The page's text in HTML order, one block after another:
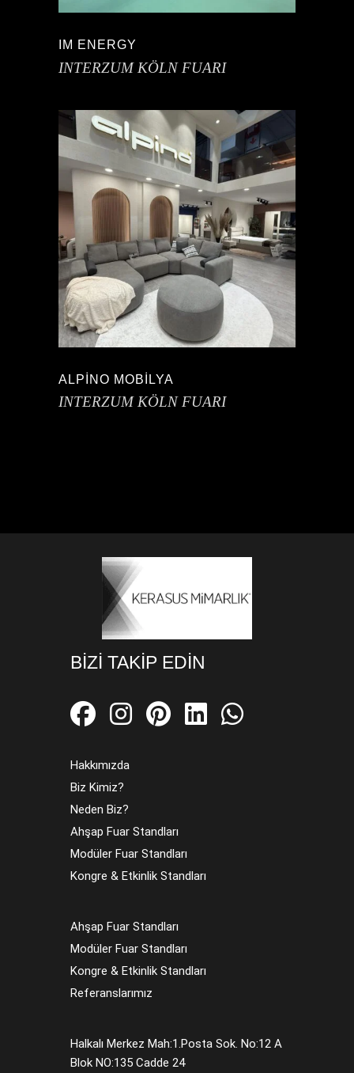
IM ENERGY
INTERZUM KÖLN FUARI
ALPİNO MOBİLYA
INTERZUM KÖLN FUARI
BIZI TAKIP EDIN
Hakkımızda
Biz Kimiz?
Neden Biz?
Ahşap Fuar Standları
Modüler Fuar Standları
Kongre & Etkinlik Standları
Ahşap Fuar Standları
Modüler Fuar Standları
Kongre & Etkinlik Standları
Referanslarımız
Halkalı Merkez Mah:1.Posta Sok. No:12 A
Blok NO:135 Cadde 24